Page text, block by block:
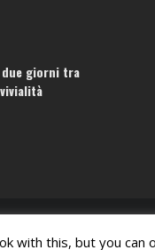
giorni tra
with this, but you can